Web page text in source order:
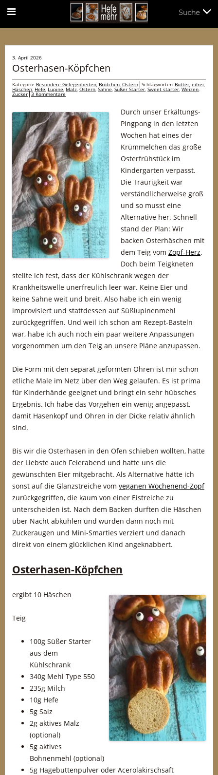
3. April 2026
Osterhasen-Köpfchen
Kategorie Besondere Gelegenheiten, Brötchen, Ostern Schlagwörter: Butter, eifrei,
Häschen, Hefe,Lupine,Malz,Ostern, Sahne,Süßer Starter, Sweet starter,Weizen,
Zucker 3 Kommentare
Durch unser Erkältungs-
Pingpong in den letzten
Wochen hat eines der
Krümmelchen das große
Osterfrühstück im
Kindergarten verpasst.
Die Traurigkeit war
verständlicherweise groß
und so musst eine
Alternative her. Schnell
stand der Plan: Wir
backen Osterhäschen mit
dem Teig vom Zopf-Herz.
Doch beim Teigkneten
stellte ich fest, dass der Kühlschrank wegen der
Krankheitswelle unerfreulich leer war. Keine Eier und
keine Sahne weit und breit. Also habe ich ein wenig
improvisiert und stattdessen auf Süßlupinenmehl
zurückgegriffen. Und weil ich schon am Rezept-Basteln
war, habe ich auch noch ein paar weitere Anpassungen
vorgenommen um den Teig an unsere Pläne anzupassen.
Die Form mit den separat geformten Ohren ist mir schon
etliche Male im Netz über den Weg gelaufen. Es ist prima
für Kinderhände geeignet und bringt ein sehr hübsches
Ergebnis. Ich habe das Vorgehen ein wenig angepasst,
damit Hasenkopf und Ohren in der Dicke relativ ähnlich
sind.
Bis wir die Osterhasen in den Ofen schieben wollten, hatte
der Liebste auch Feierabend und hatte uns die
gewünschten Eier mitgebracht. Als Alternative hätte ich
sonst auf die Glanzstreiche vom veganen Wochenend-Zopf
zurückgegriffen, die kaum von einer Eistreiche zu
unterscheiden ist. Nach dem Backen durften die Häschen
über Nacht abkühlen und wurden dann noch mit
Zuckeraugen und Mini-Smarties verziert und danach
direkt von einem glücklichen Kind angeknabbert.
Osterhasen-Köpfchen
ergibt 10 Häschen
Teig
100g Süßer Starter
aus dem
Kühlschrank
340g Mehl Type 550
235g Milch
10g Hefe
5g Salz
2g aktives Malz
(optional)
5g aktives
Bohnenmehl (optional)
5g Hagebuttenpulver oder Acerolakirschsaft
Suche
Suche